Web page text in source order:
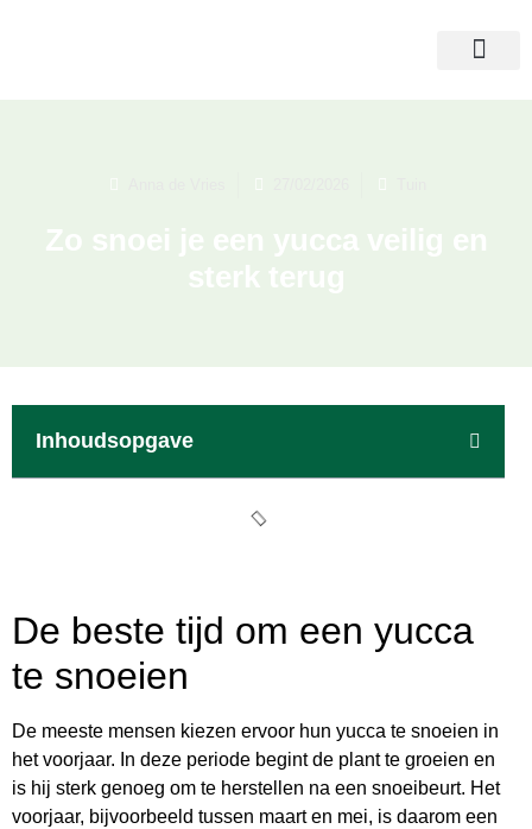
Inhoudsopgave
De beste tijd om een yucca
te snoeien
De meeste mensen kiezen ervoor hun yucca te snoeien in
het voorjaar. In deze periode begint de plant te groeien en
is hij sterk genoeg om te herstellen na een snoeibeurt. Het
voorjaar, bijvoorbeeld tussen maart en mei, is daarom een